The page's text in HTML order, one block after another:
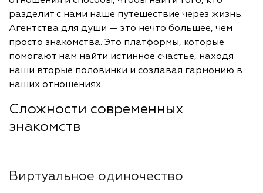
разделит с нами наше путешествие через жизнь.
Агентства для души — это нечто большее, чем
просто знакомства. Это платформы, которые
помогают нам найти истинное счастье, находя
наши вторые половинки и создавая гармонию в
наших отношениях.
Сложности современных
знакомств
Виртуальное одиночество